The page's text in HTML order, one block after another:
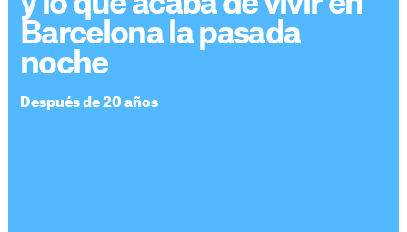
Barcelona la pasada
noche
Después de 20 años